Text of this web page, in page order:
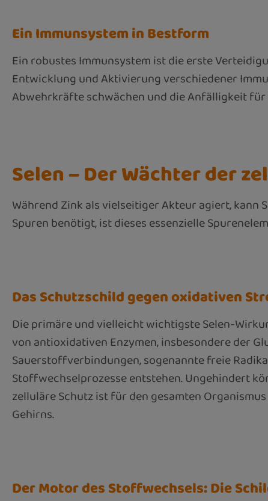
Ein Immunsystem in Bestform
Ein robustes Immunsystem ist die erste
Entwicklung und Aktivierung verschiedener
Abwehrkräfte schwächen und die Anfälligkeit
Selen – Der Wächter der
Während Zink als vielseitiger Akteur agiert, kann
Spuren benötigt, ist dieses essenzielle
Das Schutzschild gegen oxidativen
Die primäre und vielleicht wichtigste Selen-
von antioxidativen Enzymen, insbesondere der
Sauerstoffverbindungen, sogenannte freie
Stoffwechselprozesse entstehen. Ungehindert
zelluläre Schutz ist für den gesamten
Gehirns.
Der Motor des Stoffwechsels: Die